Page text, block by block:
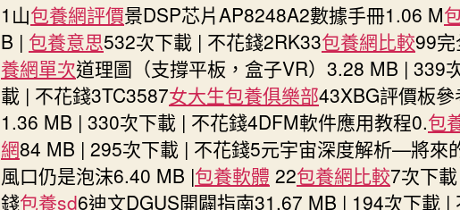
1山包養網評價景DSP芯片AP8248A2數據手冊1.06 M
B | 包養意思532次下載 | 不花錢2RK33包養網比較99
養網單次道理圖（支撐平板，盒子VR）3.28 MB | 339
載 | 不花錢3TC3587女大生包養俱樂部43XBG評價板
1.36 MB | 330次下載 | 不花錢4DFM軟件應用教程0.包
網84 MB | 295次下載 | 不花錢5元宇宙深度解析—將來
風口仍是泡沫6.40 MB |包養軟體 22包養網比較7次下
錢包養sd6迪文DGUS開闢指南31.67 MB | 194次下載 |